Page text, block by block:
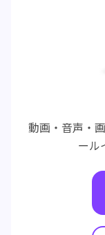
動画・音声・
ール